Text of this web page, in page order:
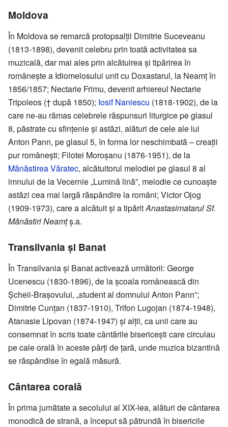
Moldova
În Moldova se remarcă protopsalții Dimitrie Suceveanu
(1813-1898), devenit celebru prin toată activitatea sa
muzicală, dar mai ales prin alcătuirea și tipărirea în
românește a Idiomelosului unit cu Doxastarul, la Neamț în
1856/1857; Nectarie Frimu, devenit arhiereul Nectarie
Tripoleos († după 1850); Iosif Naniescu (1818-1902), de la
care ne-au rămas celebrele răspunsuri liturgice pe glasul
8, păstrate cu sfințenie și astăzi, alături de cele ale lui
Anton Pann, pe glasul 5, în forma lor neschimbată – creații
pur românești; Filotei Moroșanu (1876-1951), de la
Mănăstirea Văratec, alcătuitorul melodiei pe glasul 8 al
imnului de la Vecernie „Lumină lină”, melodie ce cunoaște
astăzi cea mai largă răspândire la români; Victor Ojog
(1909-1973), care a alcătuit și a tipăritAnastasimatarul Sf.
Mănăstiri Neamțș.a.
Transilvania și Banat
În Transilvania și Banat activează următorii: George
Ucenescu (1830-1896), de la școala românească din
Șcheii-Brașovului, „student al domnului Anton Pann”;
Dimitrie Cunțan (1837-1910), Trifon Lugojan (1874-1948),
Atanasie Lipovan (1874-1947) și alții, ca unii care au
consemnat în scris toate cântările bisericești care circulau
pe cale orală în aceste părți de țară, unde muzica bizantină
se răspândise în egală măsură.
Cântarea corală
În prima jumătate a secolului al XIX-lea, alături de cântarea
monodică de strană, a început să pătrundă în bisericile